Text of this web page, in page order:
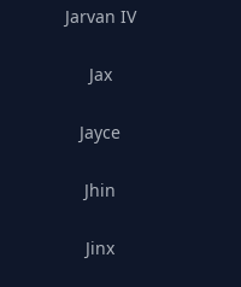
Jarvan IV
Jax
Jayce
Jhin
Jinx